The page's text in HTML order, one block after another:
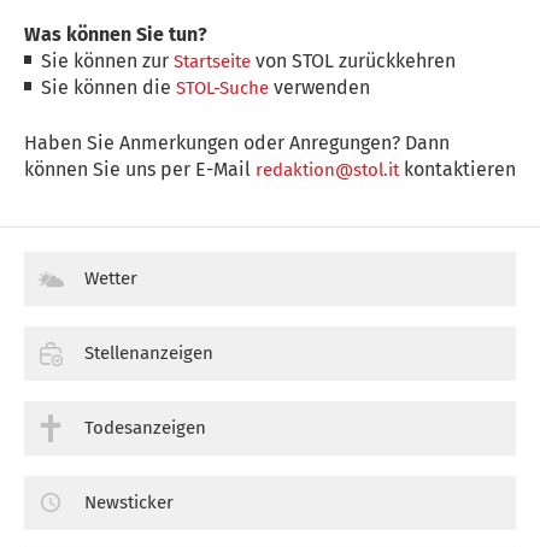
Was können Sie tun?
Sie können zurStartseite von STOL zurückkehren
Sie können dieSTOL-Suche verwenden
Haben Sie Anmerkungen oder Anregungen? Dann
können Sie uns per E-Mail redaktion@stol.itkontaktieren
Wetter
Stellenanzeigen
Todesanzeigen
Newsticker